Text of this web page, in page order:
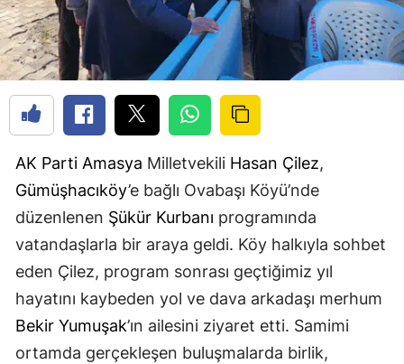
AK Parti Amasya Milletvekili Hasan Çilez,
Gümüşhacıköy’e bağlı Ovabaşı Köyü’nde
düzenlenen Şükür Kurbanı programında
vatandaşlarla bir araya geldi. Köy halkıyla sohbet
eden Çilez, program sonrası geçtiğimiz yıl
hayatını kaybeden yol ve dava arkadaşı merhum
Bekir Yumuşak’ın ailesini ziyaret etti. Samimi
ortamda gerçekleşen buluşmalarda birlik,